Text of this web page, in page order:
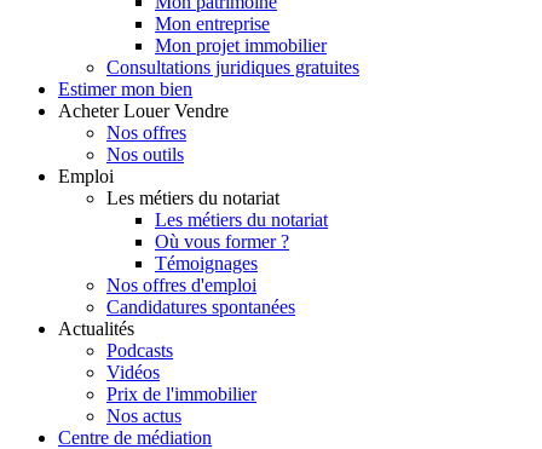
Mon entreprise
Mon projet immobilier
Consultations juridiques gratuites
Estimer mon bien
Acheter Louer Vendre
Nos offres
Nos outils
Emploi
Les métiers du notariat
Les métiers du notariat
Où vous former ?
Témoignages
Nos offres d'emploi
Candidatures spontanées
Actualités
Podcasts
Vidéos
Prix de l'immobilier
Nos actus
Centre de médiation